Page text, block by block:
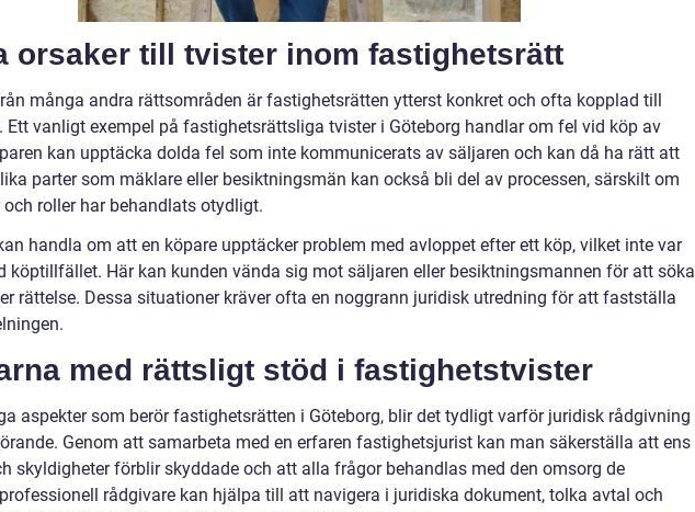
orsaker till tvister inom fastighetsrätt
många andra rättsområden är fastighetsrätten ytterst konkret och ofta kopplad till
Ett vanligt exempel på fastighetsrättsliga tvister i Göteborg handlar om fel vid köp av
kan upptäcka dolda fel som inte kommunicerats av säljaren och kan då ha rätt att
parter som mäklare eller besiktningsmän kan också bli del av processen, särskilt om
roller har behandlats otydligt.
handla om att en köpare upptäcker problem med avloppet efter ett köp, vilket inte var
köptillfället. Här kan kunden vända sig mot säljaren eller besiktningsmannen för att söka
rättelse. Dessa situationer kräver ofta en noggrann juridisk utredning för att fastställa
med rättsligt stöd i fastighetstvister
aspekter som berör fastighetsrätten i Göteborg, blir det tydligt varför juridisk rådgivning
Genom att samarbeta med en erfaren fastighetsjurist kan man säkerställa att ens
skyldigheter förblir skyddade och att alla frågor behandlas med den omsorg de
rådgivare kan hjälpa till att navigera i juridiska dokument, tolka avtal och